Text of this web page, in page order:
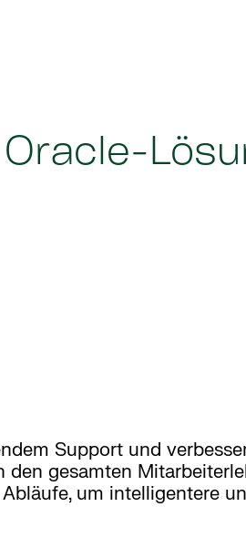
Support und
gesamten
um intelligentere